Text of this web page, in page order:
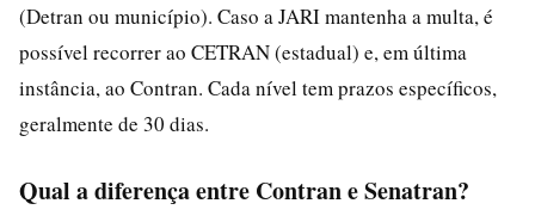
(Detran ou município). Caso a JARI mantenha a multa, é
possível recorrer ao CETRAN (estadual) e, em última
instância, ao Contran. Cada nível tem prazos específicos,
geralmente de 30 dias.
Qual a diferença entre Contran e Senatran?